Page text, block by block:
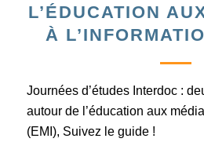
L’ÉDUCATION
À
Journées d’études Interdoc :
autour de l’éducation aux
(EMI), Suivez le guide !